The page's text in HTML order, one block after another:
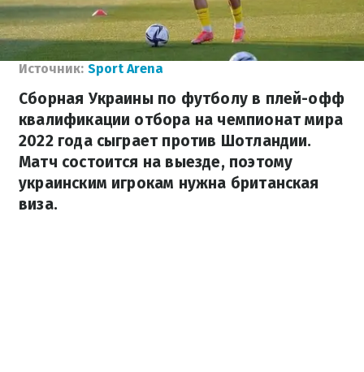
Источник: Sport Arena
Сборная Украины по футболу в плей-офф
квалификации отбора на чемпионат мира
2022 года сыграет против Шотландии.
Матч состоится на выезде, поэтому
украинским игрокам нужна британская
виза.